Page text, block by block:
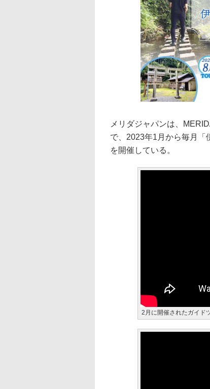
メリダジャパンは、
で、2023年1月から毎月「
を開催している。
2月に開催されたガイド